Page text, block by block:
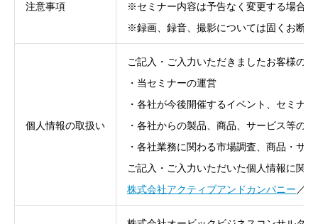
注意事項
※セミナー内容は予告なく変更する場合
※録画、録音、撮影については固くお断
個人情報の取扱い
ご記入・ご入力いただきましたお客様の
・当セミナーの運営
・各社が今後開催するイベント、セミナ
・各社からの製品、商品、サービス等の
・各社業務に関わる市場調査、商品・サ
ご記入・ご入力いただいた個人情報に関
株式会社アクティブアンドカンパニー／